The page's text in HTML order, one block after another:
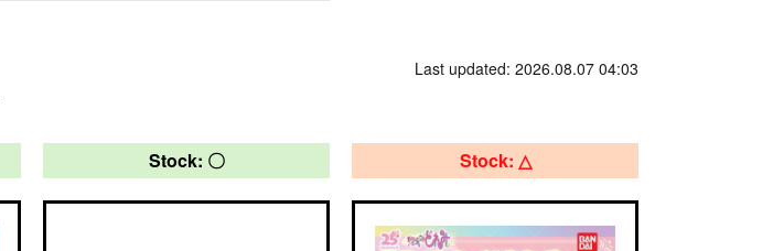
Last updated: 2026.08.07 04:03
Stock: 〇 Stock: △